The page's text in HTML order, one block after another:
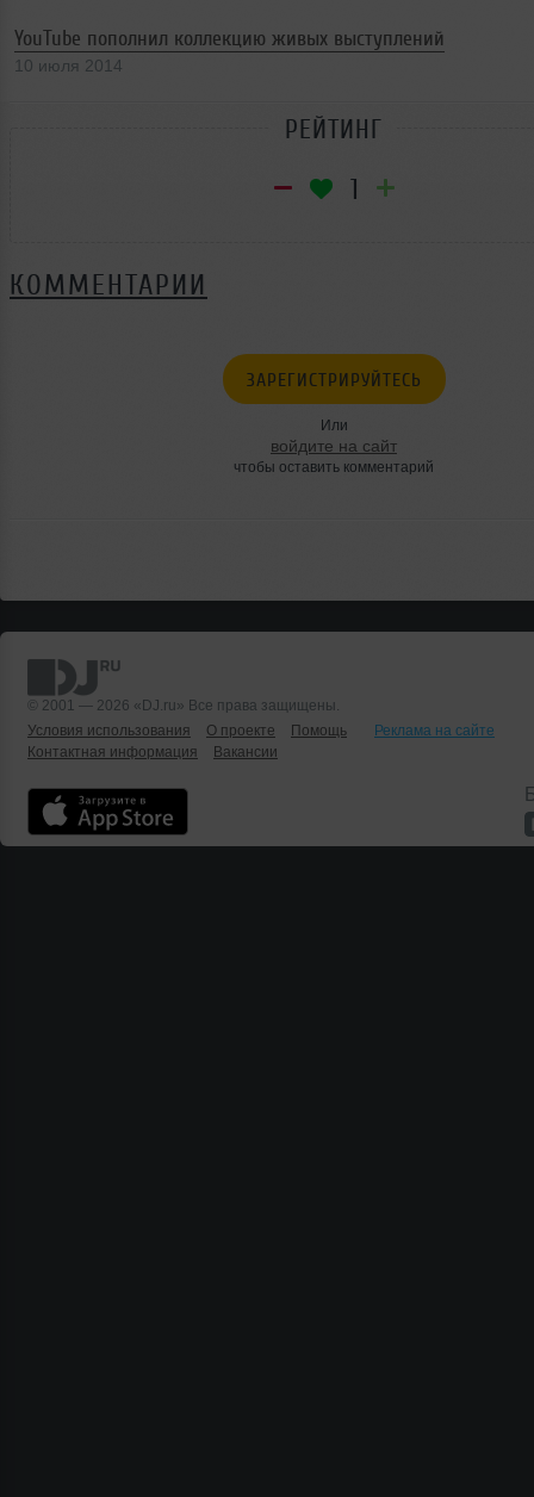
YouTube пополнил коллекцию живых выступлений
10 июля 2014
РЕЙТИНГ
1
КОММЕНТАРИИ
ЗАРЕГИСТРИРУЙТЕСЬ
Или
войдите на сайт
чтобы оставить комментарий
© 2001 — 2026 «DJ.ru» Все права защищены.
Условия использования
О проекте Помощь
Реклама на сайте
Контактная информация
Вакансии